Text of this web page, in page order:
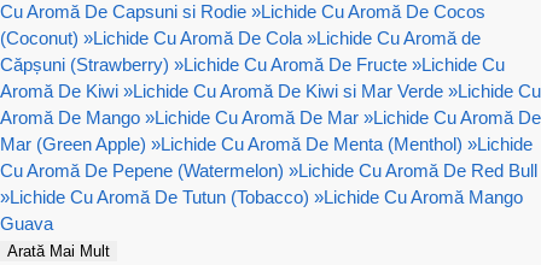
Cu Aromă De Capsuni si Rodie »Lichide Cu Aromă De Cocos
(Coconut) »Lichide Cu Aromă De Cola »Lichide Cu Aromă de
Căpșuni (Strawberry) »Lichide Cu Aromă De Fructe »Lichide Cu
Aromă De Kiwi »Lichide Cu Aromă De Kiwi si Mar Verde »Lichide Cu
Aromă De Mango »Lichide Cu Aromă De Mar »Lichide Cu Aromă De
Mar (Green Apple) »Lichide Cu Aromă De Menta (Menthol) »Lichide
Cu Aromă De Pepene (Watermelon) »Lichide Cu Aromă De Red Bull
»Lichide Cu Aromă De Tutun (Tobacco) »Lichide Cu Aromă Mango
Guava
Arată Mai Mult